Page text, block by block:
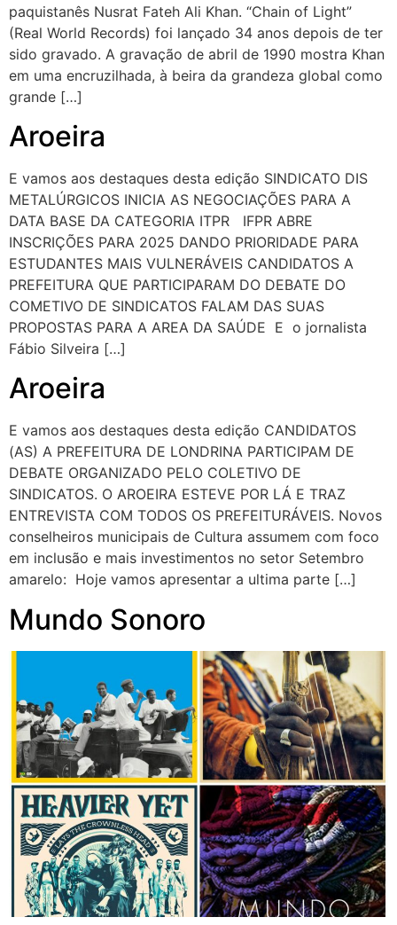
paquistanês Nusrat Fateh Ali Khan. “Chain of Light”
(Real World Records) foi lançado 34 anos depois de ter
sido gravado. A gravação de abril de 1990 mostra Khan
em uma encruzilhada, à beira da grandeza global como
grande […]
Aroeira
E vamos aos destaques desta edição SINDICATO DIS
METALÚRGICOS INICIA AS NEGOCIAÇÕES PARA A
DATA BASE DA CATEGORIA ITPR IFPR ABRE
INSCRIÇÕES PARA 2025 DANDO PRIORIDADE PARA
ESTUDANTES MAIS VULNERÁVEIS CANDIDATOS A
PREFEITURA QUE PARTICIPARAM DO DEBATE DO
COMETIVO DE SINDICATOS FALAM DAS SUAS
PROPOSTAS PARA A AREA DA SAÚDE E o jornalista
Fábio Silveira […]
Aroeira
E vamos aos destaques desta edição CANDIDATOS
(AS) A PREFEITURA DE LONDRINA PARTICIPAM DE
DEBATE ORGANIZADO PELO COLETIVO DE
SINDICATOS. O AROEIRA ESTEVE POR LÁ E TRAZ
ENTREVISTA COM TODOS OS PREFEITURÁVEIS. Novos
conselheiros municipais de Cultura assumem com foco
em inclusão e mais investimentos no setor Setembro
amarelo: Hoje vamos apresentar a ultima parte […]
Mundo Sonoro